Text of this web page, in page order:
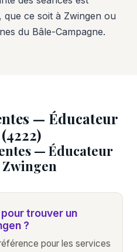
ce soit à Zwingen ou
du Bâle-Campagne.
— Éducateur
— Éducateur
Zwingen
trouver un
?
pour les services